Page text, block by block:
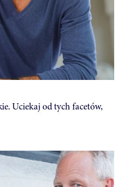
Uciekaj od tych facetów,